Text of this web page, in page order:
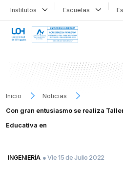
Institutos Escuelas
Inicio
Noticias
Con gran entusiasmo se realiza
Educativa en
INGENIERÍA ● Vie 15 de Julio 2022